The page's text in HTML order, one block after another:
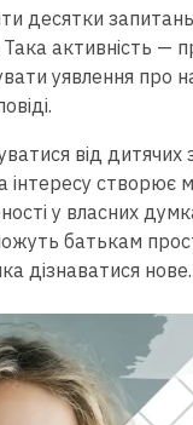
десятки
Така активність —
уявлення про
від дитячих
інтересу створює
у власних
батькам
дізнаватися нове.